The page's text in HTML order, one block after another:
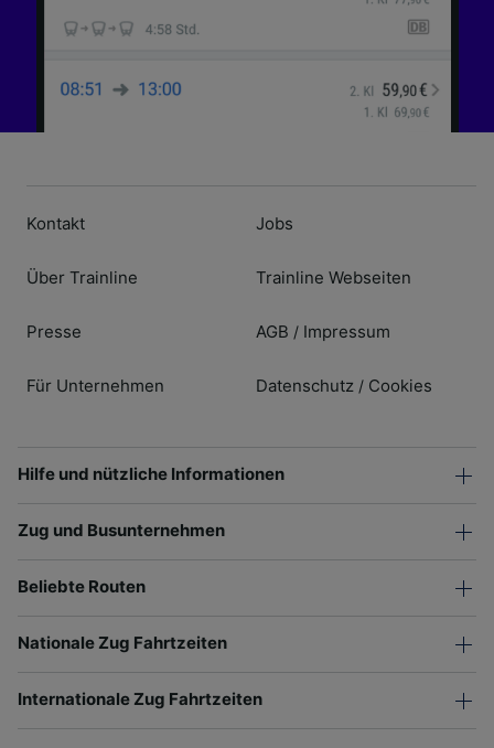
Kontakt
Über Trainline
Presse
Für Unternehmen
Jobs
Trainline Webseiten
AGB / Impressum
Datenschutz / Cookies
Hilfe und nützliche Informationen
Zug und Busunternehmen
Beliebte Routen
Nationale Zug Fahrtzeiten
Internationale Zug Fahrtzeiten